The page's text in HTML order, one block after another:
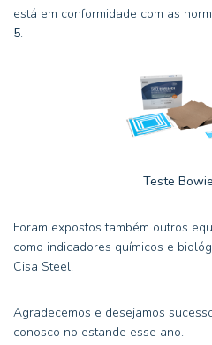
está em conformidade com as
5.
Teste
Foram expostos também outros
como indicadores químicos e
Cisa Steel.
Agradecemos e desejamos
conosco no estande esse ano.